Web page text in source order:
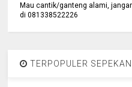
Mau cantik/ganteng alami,
di 081338522226
TERPOPULER SEPEKAN